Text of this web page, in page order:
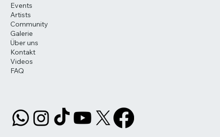
Events
Artists
Community
Galerie
Über uns
Kontakt
Videos
FAQ